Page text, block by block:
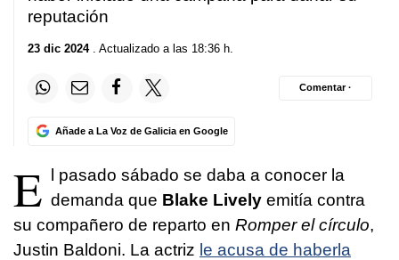
reputación
23 dic 2024. Actualizado a las 18:36 h.
Añade a La Voz de Galicia en Google
Comentar ·
E l pasado sábado se daba a conocer la
demanda que Blake Lively emitía contra
su compañero de reparto en Romper el círculo,
Justin Baldoni. La actriz le acusa de haberla